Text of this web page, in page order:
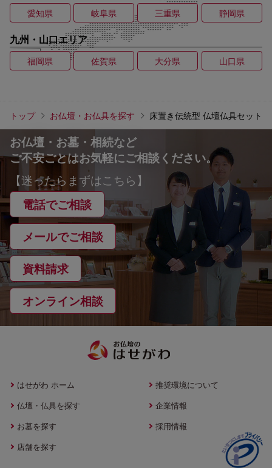
愛知県 岐阜県 三重県 静岡県
九州・山口エリア
福岡県 佐賀県 大分県 山口県
トップ お仏壇・お仏具を探す 床置き伝統型 仏壇仏具セット
お仏壇・お墓・相続など
ご不安ごとはお気軽にご相談ください。
【迷ったらまずはこちら】
電話でご相談
メールでご相談
資料請求
オンライン相談
はせがわ ホーム
仏壇・仏具を探す
お墓を探す
店舗を探す
推奨環境について
企業情報
採用情報